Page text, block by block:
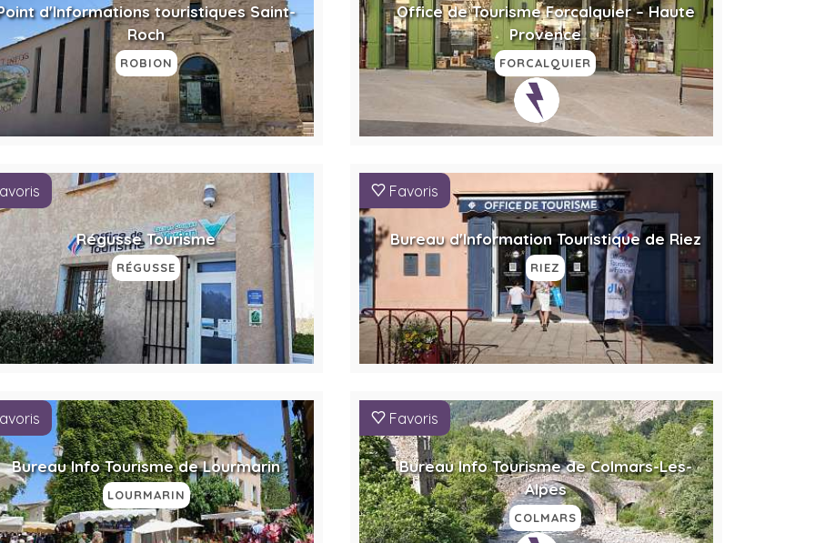
d'Informations touristiques Saint-
Roch
ROBION
Office de Tourisme Forcalquier – Haute
Provence
FORCALQUIER
Régusse Tourisme
RÉGUSSE
Favoris
Bureau d'Information Touristique de Riez
RIEZ
Bureau Info Tourisme de Lourmarin
LOURMARIN
Favoris
Bureau Info Tourisme de Colmars-Les-
Alpes
COLMARS